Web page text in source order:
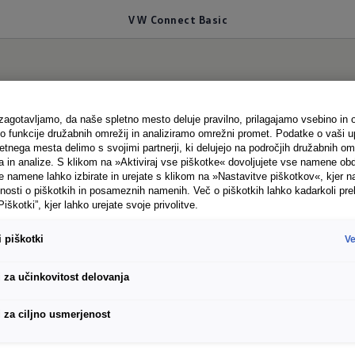
VW Connect Basic
povezljivostise
vam Volkswagen ponuja koristne mobilne
Znamka Volkswagen Gospodarska
mobilnimi spletnimi storitvami in vas bo o tem
da naše spletno mesto deluje pravilno, prilagajamo vsebino in
funkcije družabnih omrežij in analiziramo omrežni promet. Podatke o vaši
mesta delimo s svojimi partnerji, ki delujejo na področjih družabnih
in analize. S klikom na »Aktiviraj vse piškotke« dovoljujete vse namene
namene lahko izbirate in urejate s klikom na »Nastavitve piškotkov«, kjer
o piškotkih in posameznih namenih. Več o piškotkih lahko kadarkoli
kjer lahko urejate svoje privolitve.
piškotki
za učinkovitost delovanja
za ciljno usmerjenost